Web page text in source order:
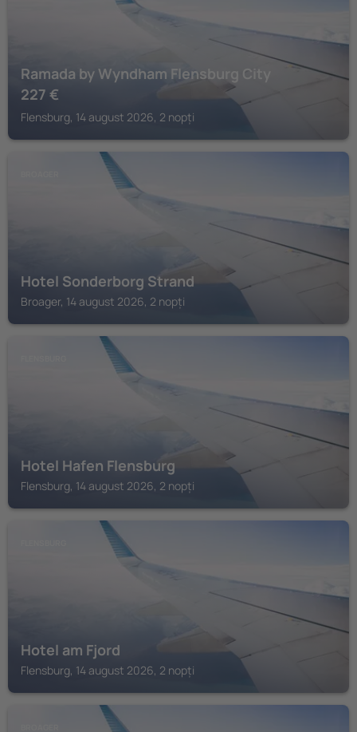
Ramada by Wyndham Flensburg City
227 €
Flensburg, 14 august 2026, 2 nopți
Hotel Sonderborg Strand
Broager, 14 august 2026, 2 nopți
Hotel Hafen Flensburg
Flensburg, 14 august 2026, 2 nopți
Hotel am Fjord
Flensburg, 14 august 2026, 2 nopți